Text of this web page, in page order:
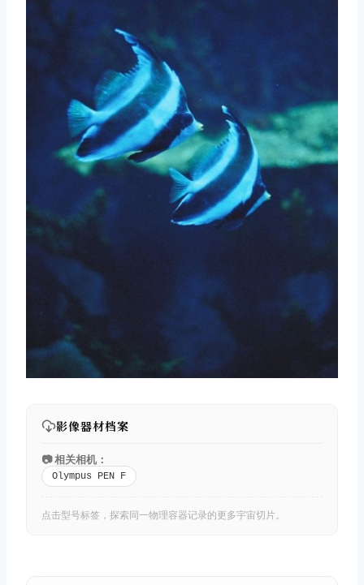
影像器材档案
📷 相关相机：
Olympus PEN F
点击型号标签，探索同一物理容器记录的更多宇宙切片。